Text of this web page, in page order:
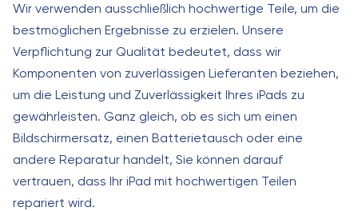
Wir verwenden ausschließlich hochwertige Teile, um die
bestmöglichen Ergebnisse zu erzielen. Unsere
Verpflichtung zur Qualität bedeutet, dass wir
Komponenten von zuverlässigen Lieferanten beziehen,
um die Leistung und Zuverlässigkeit Ihres iPads zu
gewährleisten. Ganz gleich, ob es sich um einen
Bildschirmersatz, einen Batterietausch oder eine
andere Reparatur handelt, Sie können darauf
vertrauen, dass Ihr iPad mit hochwertigen Teilen
repariert wird.